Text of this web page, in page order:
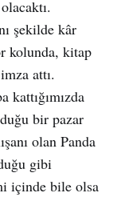
şekilde kâr
kolunda, kitap
attı.
kattığımızda
bir pazar
olan Panda
gibi
içinde bile olsa